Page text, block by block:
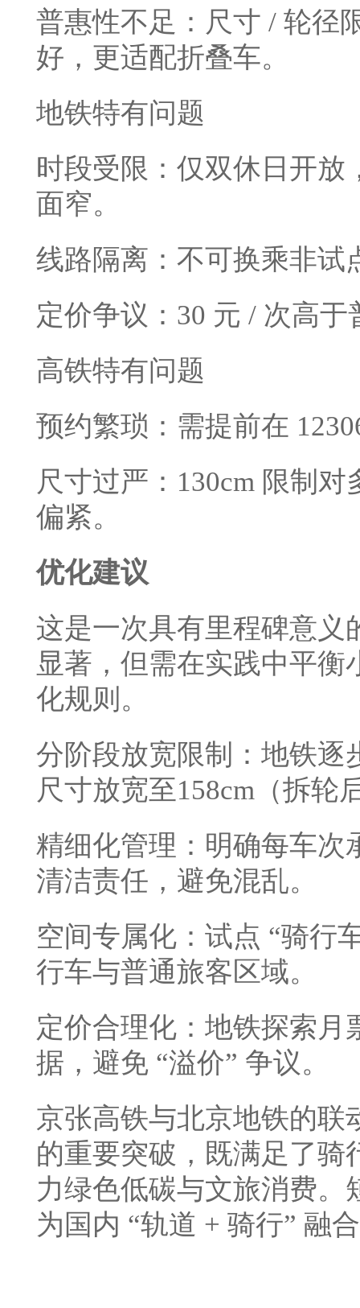
普惠性不足：尺寸 / 轮径
好，更适配折叠车。
地铁特有问题
时段受限：仅双休日开放
面窄。
线路隔离：不可换乘非试
定价争议：30 元 / 次高
高铁特有问题
预约繁琐：需提前在
尺寸过严：130cm 限制
偏紧。
优化建议
这是一次具有里程碑意义
显著，但需在实践中平
化规则。
分阶段放宽限制：地铁逐
尺寸放宽至158cm（拆轮
精细化管理：明确每车次
清洁责任，避免混乱。
空间专属化：试点 “骑行
行车与普通旅客区域。
定价合理化：地铁探索月
据，避免 “溢价” 争议。
京张高铁与北京地铁的联
的重要突破，既满足了骑
力绿色低碳与文旅消费
为国内 “轨道 + 骑行” 融